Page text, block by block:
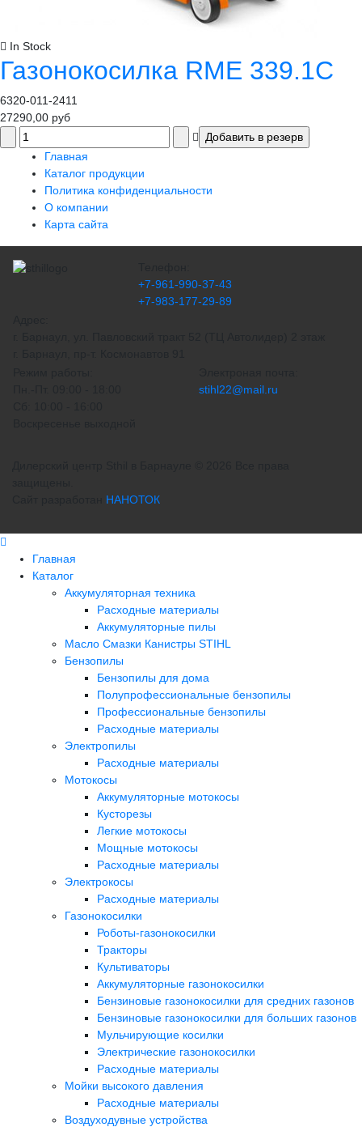
In Stock
Газонокосилка RME 339.1C
6320-011-2411
27290,00 руб
Главная
Каталог продукции
Политика конфиденциальности
О компании
Карта сайта
+7-961-990-37-43
+7-983-177-29-89
stihl22@mail.ru
НАНОТОК
Главная
Каталог
Аккумуляторная техника
Расходные материалы
Аккумуляторные пилы
Масло Смазки Канистры STIHL
Бензопилы
Бензопилы для дома
Полупрофессиональные бензопилы
Профессиональные бензопилы
Расходные материалы
Электропилы
Расходные материалы
Мотокосы
Аккумуляторные мотокосы
Кусторезы
Легкие мотокосы
Мощные мотокосы
Расходные материалы
Электрокосы
Расходные материалы
Газонокосилки
Роботы-газонокосилки
Тракторы
Культиваторы
Аккумуляторные газонокосилки
Бензиновые газонокосилки для средних газонов
Бензиновые газонокосилки для больших газонов
Мульчирующие косилки
Электрические газонокосилки
Расходные материалы
Мойки высокого давления
Расходные материалы
Воздуходувные устройства